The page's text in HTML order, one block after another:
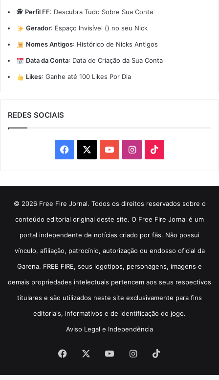
🕵️ Perfil FF: Descubra Tudo Sobre Sua Conta
Gerador: Espaço Invisível (ㅤ) no seu Nick
Nomes Antigos: Histórico de Nicks Antigos
Data da Conta: Data de Criação da Sua Conta
Likes: Ganhe até 100 Likes Por Dia
REDES SOCIAIS
Facebook YouTubeInstagram
© 2026 Free Fire Jornal. Todos os direitos reservados sobre o
conteúdo editorial original deste site. O Free Fire Jornal é um
portal independente de notícias criado por fãs. Não possui
vínculo, afiliação, patrocínio, autorização ou endosso oficial da
Garena. FREE FIRE, seus logotipos, personagens, imagens e
demais propriedades intelectuais pertencem aos seus respectivos
titulares e são utilizados neste site exclusivamente para fins
editoriais, informativos e de identificação do jogo.
Aviso Legal e Independência
Facebook YouTubeInstagram